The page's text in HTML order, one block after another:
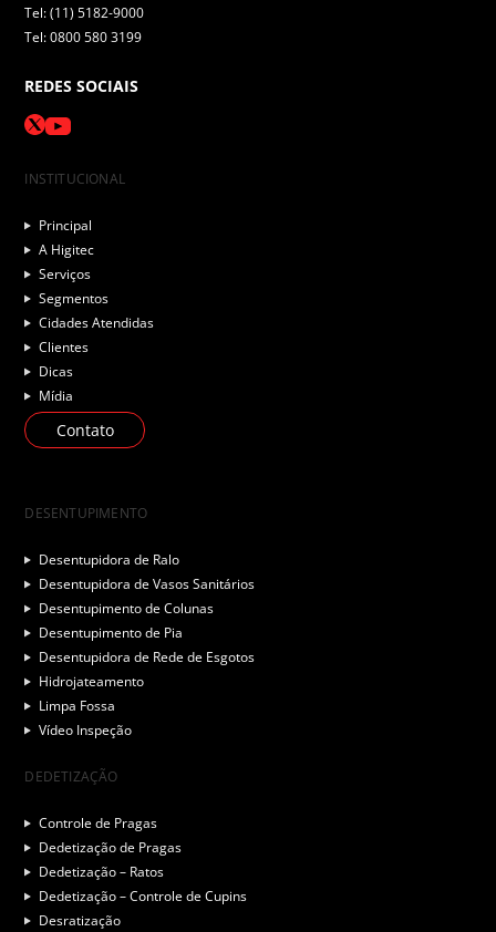
Tel: (11) 5182-9000
Tel: 0800 580 3199
REDES SOCIAIS
INSTITUCIONAL
Principal
A Higitec
Serviços
Segmentos
Cidades Atendidas
Clientes
Dicas
Mídia
Contato
DESENTUPIMENTO
Desentupidora de Ralo
Desentupidora de Vasos Sanitários
Desentupimento de Colunas
Desentupimento de Pia
Desentupidora de Rede de Esgotos
Hidrojateamento
Limpa Fossa
Vídeo Inspeção
DEDETIZAÇÃO
Controle de Pragas
Dedetização de Pragas
Dedetização – Ratos
Dedetização – Controle de Cupins
Desratização